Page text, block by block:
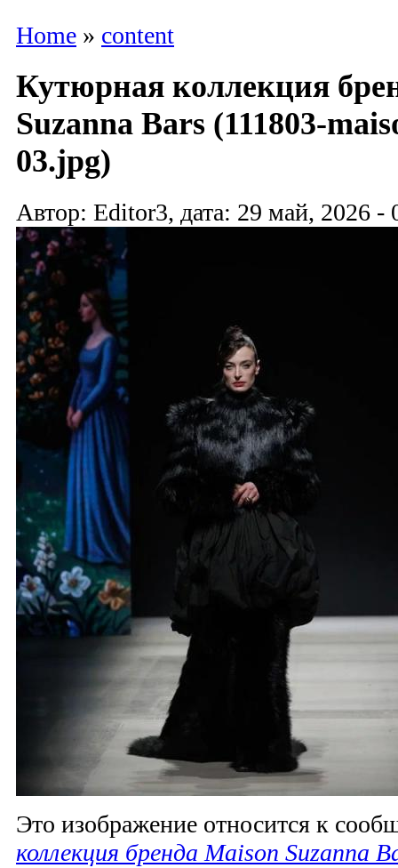
Home » content
Кутюрная коллекция
Suzanna Bars (111803-
03.jpg)
Автор: Editor3, дата: 29 май, 2026 -
Это изображение относится к
коллекция бренда Maison Suzanna